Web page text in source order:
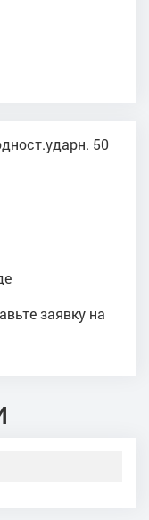
50
заявку на